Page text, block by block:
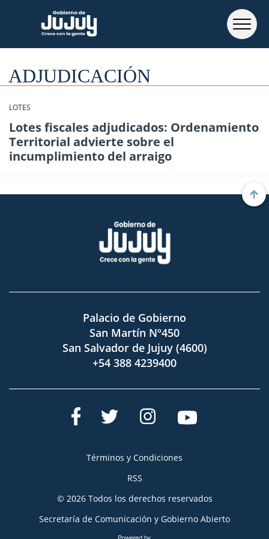
ADJUDICACIÓN
LOTES
Lotes fiscales adjudicados: Ordenamiento
Territorial advierte sobre el
incumplimiento del arraigo
Palacio de Gobierno
San Martín Nº450
San Salvador de Jujuy (4600)
+54 388 4239400
Términos y Condiciones
RSS
© 2026 Todos los derechos reservados
Secretaría de Comunicación y Gobierno Abierto